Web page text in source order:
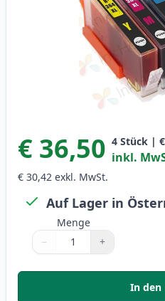
€ 36,50 4 Stück |
inkl.
€ 30,42 exkl. MwSt.
Auf Lager in
Menge
Menge
Verwenden Sie die Tasten,
− +
Menge 1
In den,